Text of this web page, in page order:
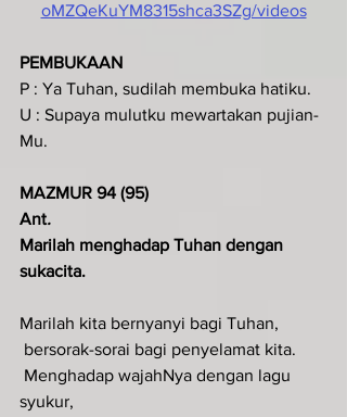
oMZQeKuYM8315shca3SZg/videos
PEMBUKAAN
P : Ya Tuhan, sudilah membuka hatiku.
U : Supaya mulutku mewartakan pujian-
Mu.
MAZMUR 94 (95)
Ant.
Marilah menghadap Tuhan dengan
sukacita.
Marilah kita bernyanyi bagi Tuhan,
bersorak-sorai bagi penyelamat kita.
syukur,